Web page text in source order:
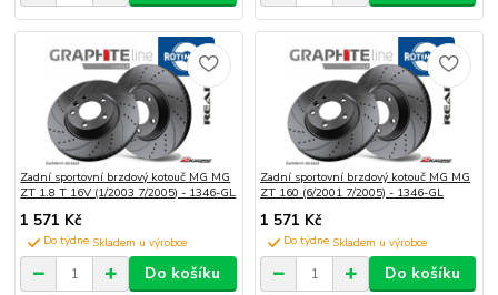
Zadní sportovní brzdový kotouč MG MG
ZT 1.8 T 16V (1/2003 7/2005) - 1346-GL
1 571 Kč
Do týdne
Do košíku
Zadní sportovní brzdový kotouč MG MG
ZT 160 (6/2001 7/2005) - 1346-GL
1 571 Kč
Do týdne
Do košíku